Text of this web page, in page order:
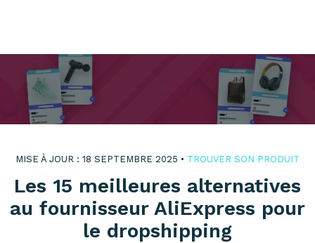
MISE À JOUR : 18 SEPTEMBRE 2025 • TROUVER SON PRODUIT
Les 15 meilleures alternatives
au fournisseur AliExpress pour
le dropshipping